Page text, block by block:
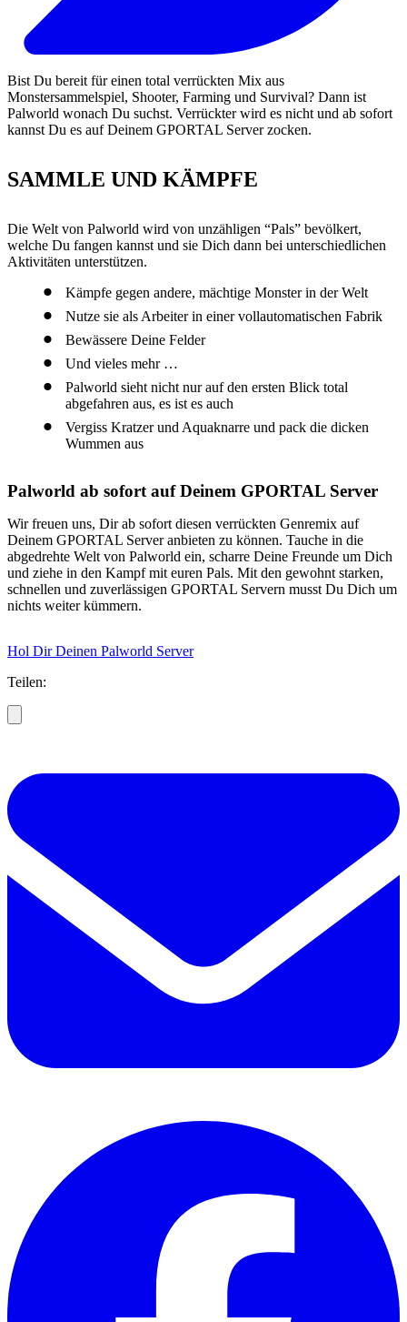
Bist Du bereit für einen total verrückten Mix aus
Monstersammelspiel, Shooter, Farming und Survival? Dann ist
Palworld wonach Du suchst. Verrückter wird es nicht und ab sofort
kannst Du es auf Deinem GPORTAL Server zocken.
SAMMLE UND KÄMPFE
Die Welt von Palworld wird von unzähligen “Pals” bevölkert,
welche Du fangen kannst und sie Dich dann bei unterschiedlichen
Aktivitäten unterstützen.
Kämpfe gegen andere, mächtige Monster in der Welt
Nutze sie als Arbeiter in einer vollautomatischen Fabrik
Bewässere Deine Felder
Und vieles mehr …
Palworld sieht nicht nur auf den ersten Blick total
abgefahren aus, es ist es auch
Vergiss Kratzer und Aquaknarre und pack die dicken
Wummen aus
Palworld ab sofort auf Deinem GPORTAL Server
Wir freuen uns, Dir ab sofort diesen verrückten Genremix auf
Deinem GPORTAL Server anbieten zu können. Tauche in die
abgedrehte Welt von Palworld ein, scharre Deine Freunde um Dich
und ziehe in den Kampf mit euren Pals. Mit den gewohnt starken,
schnellen und zuverlässigen GPORTAL Servern musst Du Dich um
nichts weiter kümmern.
Hol Dir Deinen Palworld Server
Teilen: